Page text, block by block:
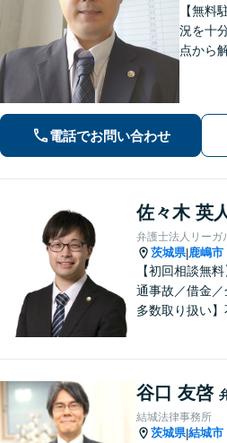
【無料
況を十
点から
績豊富
バス10
電話でお問い合わせ
佐々木 英
弁護士法人リーガ
茨城県|鹿嶋市
【初回相談無
通事故／借金
多数取り扱い】
まいります。法
ップデートを怠
谷口 友啓
結城法律事務所
茨城県|結城市